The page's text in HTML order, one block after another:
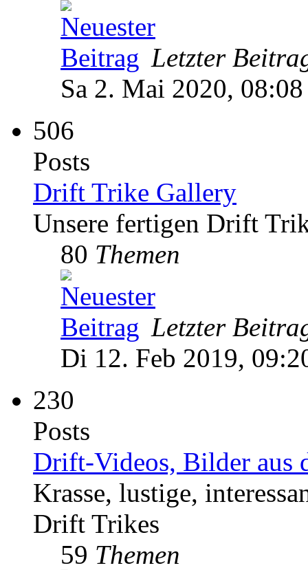
Letzter
Sa 2. Mai 2020, 08:08
506
Posts
Drift Trike Gallery
Unsere fertigen Drift
80 Themen
Letzter
Di 12. Feb 2019,
230
Posts
Drift-Videos, Bilder aus
Krasse, lustige,
Drift Trikes
59 Themen